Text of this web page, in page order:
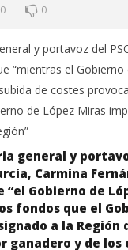
0 0
y portavoz del
“mientras el
de costes
de López Miras
general y
Carmina
“el Gobierno de
fondos que el
a la Región
ganadero y de los